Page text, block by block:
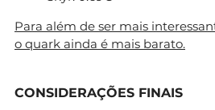
Para além de ser mais
o quark ainda é mais barato.
CONSIDERAÇÕES FINAIS